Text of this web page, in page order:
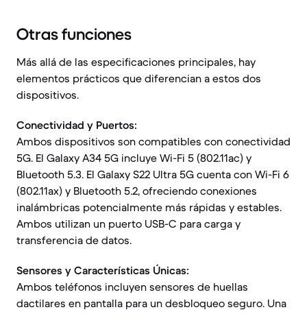
Otras funciones
Más allá de las especificaciones principales, hay
elementos prácticos que diferencian a estos dos
dispositivos.
Conectividad y Puertos:
Ambos dispositivos son compatibles con conectividad
5G. El Galaxy A34 5G incluye Wi-Fi 5 (802.11ac) y
Bluetooth 5.3. El Galaxy S22 Ultra 5G cuenta con Wi-Fi 6
(802.11ax) y Bluetooth 5.2, ofreciendo conexiones
inalámbricas potencialmente más rápidas y estables.
Ambos utilizan un puerto USB-C para carga y
transferencia de datos.
Sensores y Características Únicas:
Ambos teléfonos incluyen sensores de huellas
dactilares en pantalla para un desbloqueo seguro. Una